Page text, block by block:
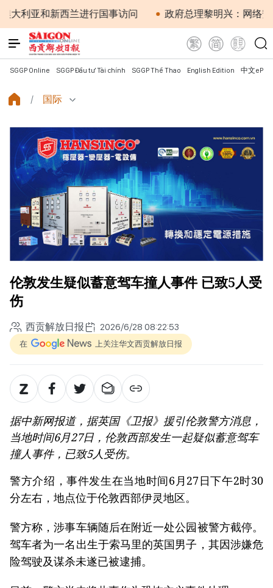
和新西兰进行国事访问 政府总理黎明兴：网络安全必须
SGGP Online SGGP Đầu tư Tài chính SGGP Thể Thao English Edition 中文
国际
伦敦发生疑似蓄意驾车撞人事件 已致5人受
伤
西贡解放日报 2026/6/28 08:22:53
在 上关注华文西贡解放日报
据中新网报道，据英国《卫报》援引伦敦警方消息，
当地时间6月27日，伦敦西部发生一起疑似蓄意驾车
撞人事件，已致5人受伤。
警方介绍，事件发生在当地时间6月27日下午2时30
分左右，地点位于伦敦西部伊灵地区。
警方称，涉事车辆随后在附近一处公园被警方截停。
驾车者为一名出生于索马里的英国男子，其因涉嫌危
险驾驶及谋杀未遂已被逮捕。